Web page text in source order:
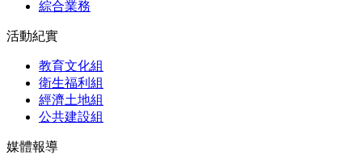
綜合業務
活動紀實
教育文化組
衛生福利組
經濟土地組
公共建設組
媒體報導